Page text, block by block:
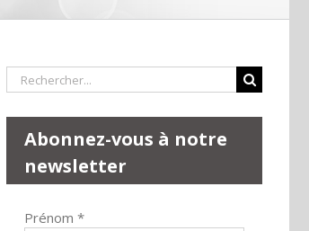
Rechercher:
Abonnez-vous à notre
newsletter
Prénom *